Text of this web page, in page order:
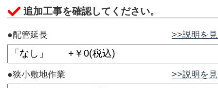
追加工事を確認してください。
●配管延長 >>説明を
●狭小敷地作業 >>説明を